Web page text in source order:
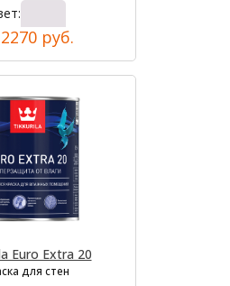
руб.
Euro Extra 20
для стен